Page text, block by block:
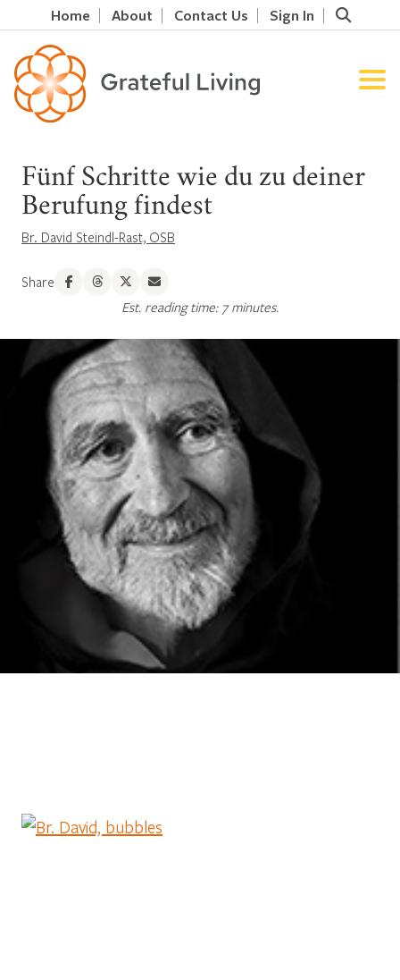
Home About Contact Us Sign In
Fünf Schritte wie du zu deiner
Berufung findest
Br. David Steindl-Rast, OSB
Share
Est. reading time: 7 minutes.